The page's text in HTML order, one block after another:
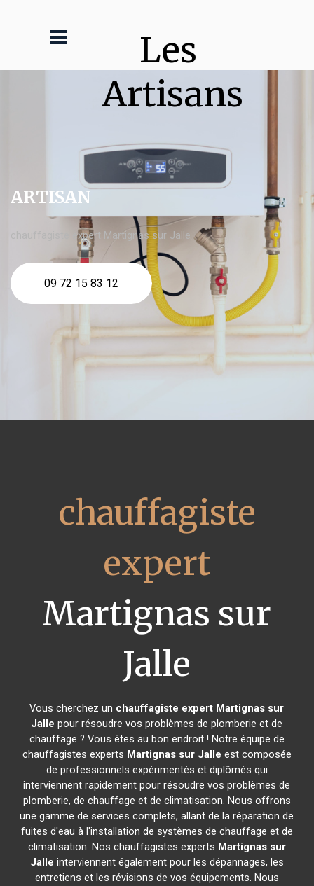
Les
Artisans
ARTISAN
chauffagiste expert Martignas sur Jalle
09 72 15 83 12
chauffagiste
expert
Martignas sur
Jalle
Vous cherchez un chauffagiste expert Martignas sur
Jalle pour résoudre vos problèmes de plomberie et de
chauffage ? Vous êtes au bon endroit ! Notre équipe de
chauffagistes experts Martignas sur Jalle est composée
de professionnels expérimentés et diplômés qui
interviennent rapidement pour résoudre vos problèmes de
plomberie, de chauffage et de climatisation. Nous offrons
une gamme de services complets, allant de la réparation de
fuites d'eau à l'installation de systèmes de chauffage et de
climatisation. Nos chauffagistes experts Martignas sur
Jalle interviennent également pour les dépannages, les
entretiens et les révisions de vos équipements. Nous